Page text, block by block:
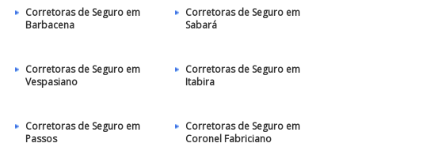
Corretoras de Seguro em
Barbacena
Corretoras de Seguro em
Sabará
Corretoras de Seguro em
Vespasiano
Corretoras de Seguro em
Itabira
Corretoras de Seguro em
Passos
Corretoras de Seguro em
Coronel Fabriciano